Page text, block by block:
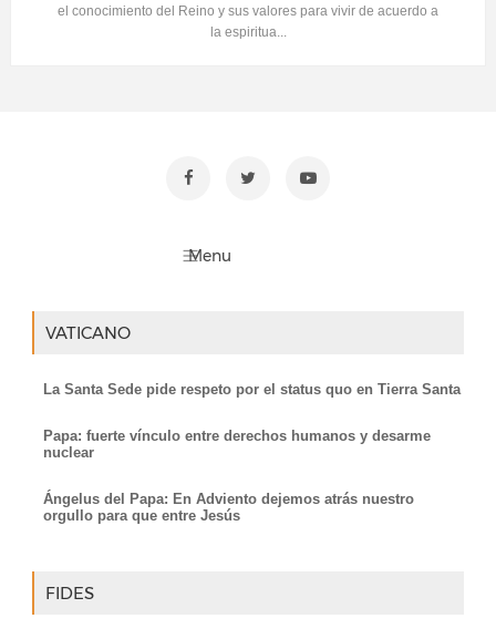
el conocimiento del Reino y sus valores para vivir de acuerdo a
la espiritua...
VATICANO
La Santa Sede pide respeto por el status quo en Tierra Santa
Papa: fuerte vínculo entre derechos humanos y desarme
nuclear
Ángelus del Papa: En Adviento dejemos atrás nuestro
orgullo para que entre Jesús
FIDES